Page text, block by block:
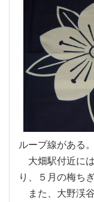
ループ線がある。
大畑駅付近に
り、５月の梅ち
また、大野渓